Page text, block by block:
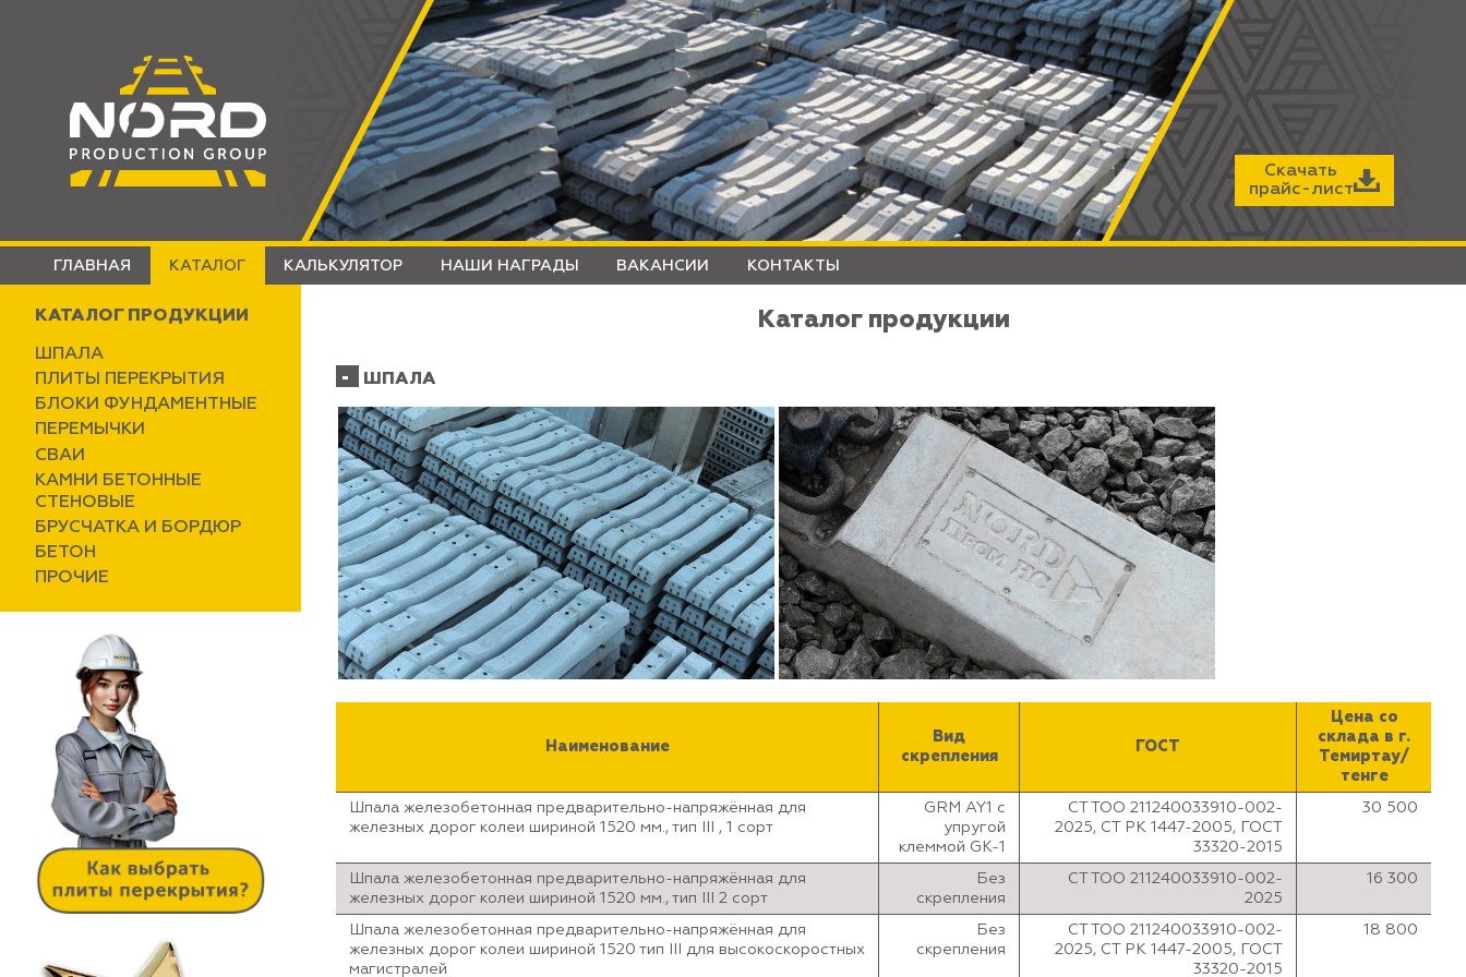
Скачать
прайс-лист
ГЛАВНАЯ КАТАЛОГ КАЛЬКУЛЯТОР НАШИ НАГРАДЫ ВАКАНСИИ КОНТАКТЫ
КАТАЛОГ ПРОДУКЦИИ
ШПАЛА
ПЛИТЫ ПЕРЕКРЫТИЯ
БЛОКИ ФУНДАМЕНТНЫЕ
ПЕРЕМЫЧКИ
СВАИ
КАМНИ БЕТОННЫЕ
СТЕНОВЫЕ
БРУСЧАТКА И БОРДЮР
БЕТОН
ПРОЧИЕ
Каталог продукции
ШПАЛА
Наименование
Вид
скрепления
ГОСТ
Цена со
склада в г.
Темиртау/
тенге
Шпала железобетонная предварительно-напряжённая для
железных дорог колеи шириной 1520 мм., тип III , 1 сорт
GRM AY1 с
упругой
клеммой GK-1
СТ ТОО 211240033910-002-
2025, СТ РК 1447-2005, ГОСТ
33320-2015
30 500
Шпала железобетонная предварительно-напряжённая для
железных дорог колеи шириной 1520 мм., тип III 2 сорт
Без
скрепления
СТ ТОО 211240033910-002-
2025
16 300
Шпала железобетонная предварительно-напряжённая для
железных дорог колеи шириной 1520 тип III для высокоскоростных
магистралей
Без
скрепления
СТ ТОО 211240033910-002-
2025, СТ РК 1447-2005, ГОСТ
33320-2015
18 800